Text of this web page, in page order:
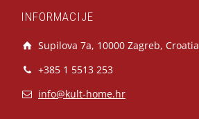
INFORMACIJE
Supilova 7a, 10000 Zagreb, Croatia
+385 1 5513 253
info@kult-home.hr